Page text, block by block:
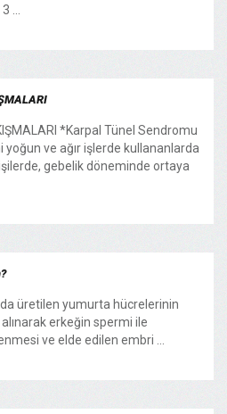
...
*Karpal Tünel Sendromu
yoğun ve ağır işlerde kullananlarda
gebelik döneminde ortaya
üretilen yumurta hücrelerinin
erkeğin spermi ile
ve elde edilen embri ...